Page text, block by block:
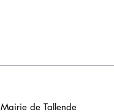
Mairie de Tallende